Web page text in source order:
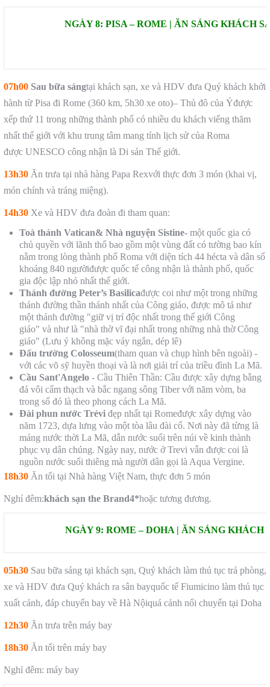
NGÀY 8: PISA – ROME | ĂN SÁNG KHÁCH
07h00 Sau bữa sángtại khách sạn, xe và HDV đưa Quý khách khởi
hành từ Pisa đi Rome (360 km, 5h30 xe oto)– Thủ đô của Ýđược
xếp thứ 11 trong những thành phố có nhiều du khách viếng thăm
nhất thế giới với khu trung tâm mang tính lịch sử của Roma
được UNESCO công nhận là Di sản Thế giới.
13h30 Ăn trưa tại nhà hàng Papa Rexvới thực đơn 3 món (khai vị,
món chính và tráng miệng).
14h30 Xe và HDV đưa đoàn đi tham quan:
Toà thánh Vatican& Nhà nguyện Sistine- một quốc gia có
chủ quyền với lãnh thổ bao gồm một vùng đất có tường bao kín
nằm trong lòng thành phố Roma với diện tích 44 hécta và dân số
khoảng 840 ngườiđược quốc tế công nhận là thành phố, quốc
gia độc lập nhỏ nhất thế giới.
Thánh đường Peter’s Basilicađược coi như một trong những
thánh đường thần thánh nhất của Công giáo, được mô tả như
một thánh đường "giữ vị trí độc nhất trong thế giới Công
giáo" và như là "nhà thờ vĩ đại nhất trong những nhà thờ Công
giáo" (Lưu ý không mặc váy ngắn, dép lê)
Đấu trường Colosseum(tham quan và chụp hình bên ngoài) -
với các võ sỹ huyền thoại và là nơi giải trí của triều đình La Mã.
Cầu Sant'Angelo - Cầu Thiên Thần: Cầu được xây dựng bằng
đá vôi cẩm thạch và bắc ngang sông Tiber với năm vòm, ba
trong số đó là theo phong cách La Mã.
Đài phun nước Trévi đẹp nhất tại Romeđược xây dựng vào
năm 1723, dựa lưng vào một tòa lâu đài cổ. Nơi này đã từng là
máng nước thời La Mã, dẫn nước suối trên núi về kinh thành
phục vụ dân chúng. Ngày nay, nước ở Trevi vẫn được coi là
nguồn nước suối thiêng mà người dân gọi là Aqua Vergine.
18h30 Ăn tối tại Nhà hàng Việt Nam, thực đơn 5 món
Nghỉ đêm:khách sạn the Brand4*hoặc tương đương.
NGÀY 9: ROME – DOHA | ĂN SÁNG
05h30 Sau bữa sáng tại khách sạn, Quý khách làm thủ tục trả phòng,
xe và HDV đưa Quý khách ra sân bayquốc tế Fiumicino làm thủ tục
xuất cảnh, đáp chuyến bay về Hà Nộiquá cảnh nối chuyến tại Doha
12h30 Ăn trưa trên máy bay
18h30 Ăn tối trên máy bay
Nghỉ đêm: máy bay